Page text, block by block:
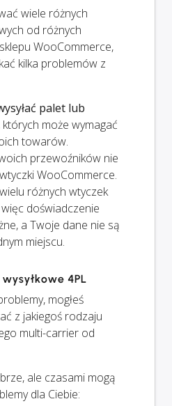
wiele różnych
od różnych
WooCommerce,
kilka problemów z
palet lub
których może wymagać
towarów.
przewoźników nie
WooCommerce.
różnych wtyczek
więc doświadczenie
a Twoje dane nie są
miejscu.
4PL
mogłeś
z jakiegoś rodzaju
multi-carrier od
ale czasami mogą
dla Ciebie: